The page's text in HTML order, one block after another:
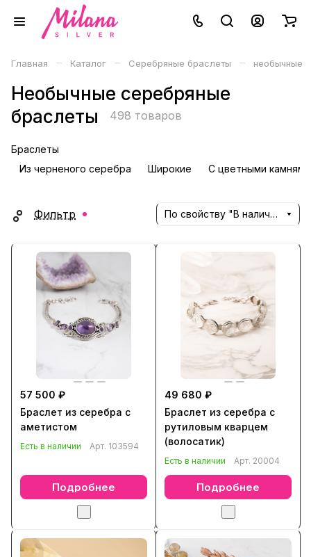
Главная – Каталог – Серебряные браслеты – необычные
Необычные серебряные
браслеты
498 товаров
Браслеты
Из черненого серебра
Широкие С цветными камнями
Фильтр По свойству "В наличии" (убывание)
57 500 ₽
Браслет из серебра с
аметистом
Есть в наличии Арт. 103594
Подробнее
49 680 ₽
Браслет из серебра с
рутиловым кварцем
(волосатик)
Есть в наличии Арт. 20004
Подробнее